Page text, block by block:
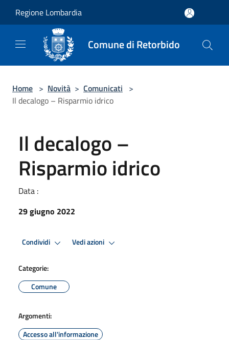
Regione Lombardia
Comune di Retorbido
Home > Novità > Comunicati >
Il decalogo – Risparmio idrico
Il decalogo –
Risparmio idrico
Data :
29 giugno 2022
Condividi Vedi azioni
Categorie:
Comune
Argomenti:
Accesso all'informazione